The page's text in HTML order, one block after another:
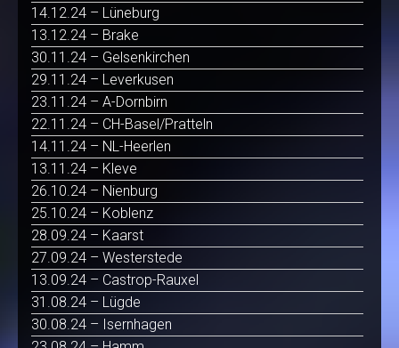
14.12.24 – Lüneburg
13.12.24 – Brake
30.11.24 – Gelsenkirchen
29.11.24 – Leverkusen
23.11.24 – A-Dornbirn
22.11.24 – CH-Basel/Pratteln
14.11.24 – NL-Heerlen
13.11.24 – Kleve
26.10.24 – Nienburg
25.10.24 – Koblenz
28.09.24 – Kaarst
27.09.24 – Westerstede
13.09.24 – Castrop-Rauxel
31.08.24 – Lügde
30.08.24 – Isernhagen